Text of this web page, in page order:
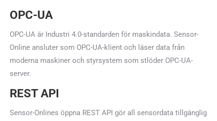
OPC-UA
OPC-UA är Industri 4.0-standarden för maskindata. Sensor-
Online ansluter som OPC-UA-klient och läser data från
moderna maskiner och styrsystem som stlöder OPC-UA-
server.
REST API
Sensor-Onlines öppna REST API gör all sensordata tillgänglig